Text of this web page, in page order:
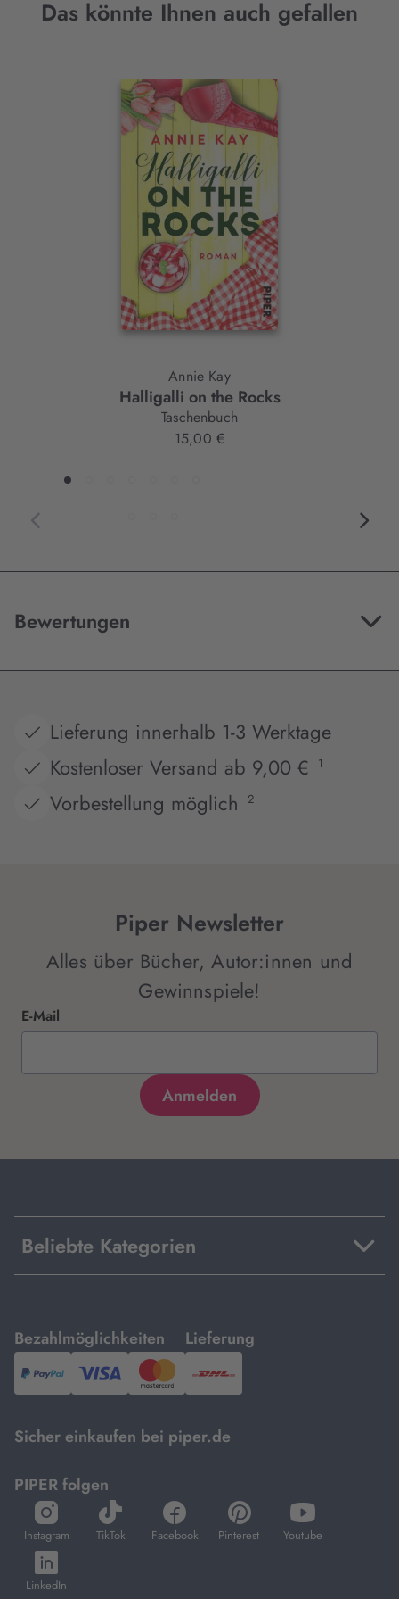
Das könnte Ihnen auch gefallen
Interaktives
Annie Kay
Halligalli on the Rocks
Taschenbuch
15,00 €
Bewertungen
Lieferung innerhalb 1-3 Werktage
Kostenloser Versand ab 9,00 €
1
Vorbestellung möglich 2
Piper Newsletter
Alles über Bücher, Autor:innen und
Gewinnspiele!
E-Mail
Beliebte Kategorien
Bezahlmöglichkeiten
mit
PayPal,Visa
und
Lieferung
mit
DHL.
Sicher einkaufen bei piper.de
PIPER folgen
Instagram
öffnet
in
neuem
Tab
TikTok
öffnet
in
Facebook
öffnet
in
Pinterest
öffnet
in
Youtube
öffnet
in
LinkedIn
öffnet
in